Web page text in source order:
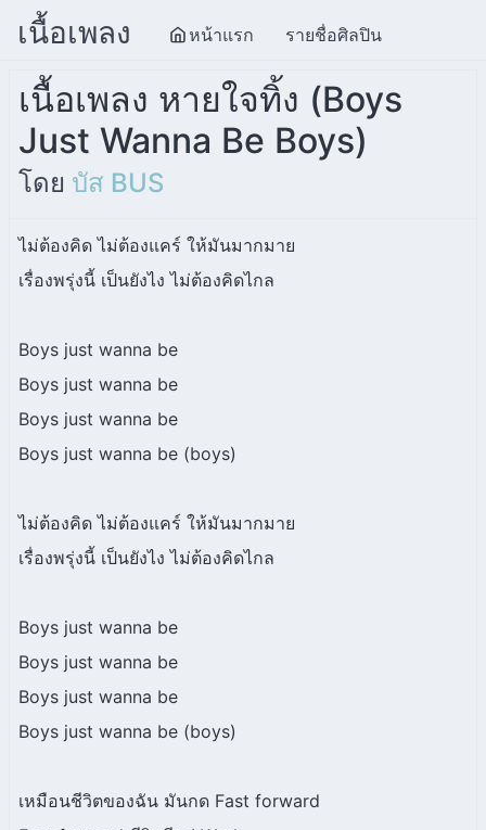
เนื้อเพลง หน้าแรก รายชื่อศิลปิน
เนื้อเพลง หายใจทิ้ง (Boys
Just Wanna Be Boys)
โดย บัส BUS
ไม่ต้องคิด ไม่ต้องแคร์ ให้มันมากมาย
เรื่องพรุ่งนี้ เป็นยังไง ไม่ต้องคิดไกล
Boys just wanna be
Boys just wanna be
Boys just wanna be
Boys just wanna be (boys)
ไม่ต้องคิด ไม่ต้องแคร์ ให้มันมากมาย
เรื่องพรุ่งนี้ เป็นยังไง ไม่ต้องคิดไกล
Boys just wanna be
Boys just wanna be
Boys just wanna be
Boys just wanna be (boys)
เหมือนชีวิตของฉัน มันกด Fast forward